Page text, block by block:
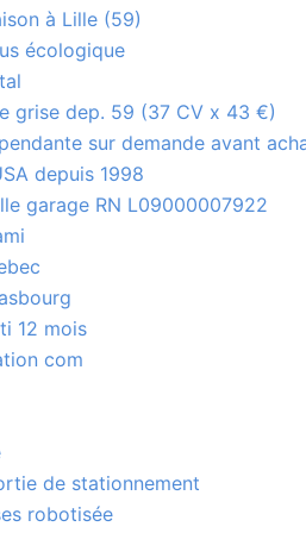
à Lille (59)
écologique
grise dep. 59 (37 CV x 43 €)
sur demande avant
depuis 1998
garage RN L09000007922
12 mois
com
de stationnement
robotisée